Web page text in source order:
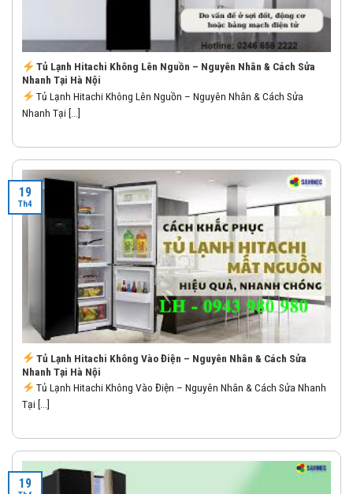
Tủ Lạnh Hitachi Không Lên Nguồn – Nguyên Nhân & Cách Sửa
Nhanh Tại Hà Nội
Tủ Lạnh Hitachi Không Lên Nguồn – Nguyên Nhân & Cách Sửa
Nhanh Tại [...]
Tủ Lạnh Hitachi Không Vào Điện – Nguyên Nhân & Cách Sửa
Nhanh Tại Hà Nội
Tủ Lạnh Hitachi Không Vào Điện – Nguyên Nhân & Cách Sửa Nhanh
Tại [...]
19
Th4
19